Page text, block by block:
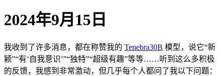
2024年9月15日
我收到了许多消息，都在称赞我的 Tenebra30B 模型，说它“新
颖”“有‘自我意识’”“独特”“超级有趣”等等……听到这么多积极
的反馈，我感到非常激动，但几乎每个人都问了我以下问题：